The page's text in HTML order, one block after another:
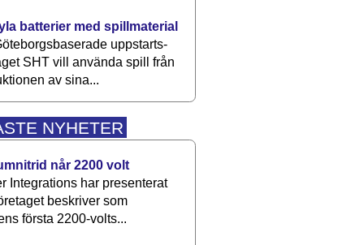
batterier med spillmaterial
upp­starts­
SHT vill använda spill från
av sina...
NYHETER
når 2200 volt
Integrations har presenterat
beskriver som
första 2200-volts...